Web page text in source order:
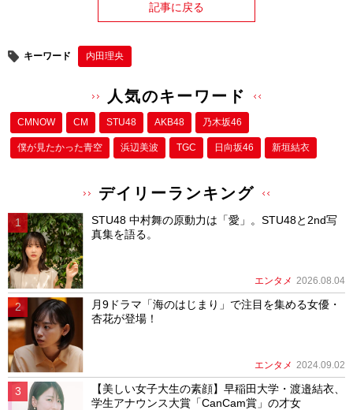
記事に戻る
キーワード 内田理央
人気のキーワード
CMNOW CM STU48 AKB48 乃木坂46
僕が⾒たかった⻘空 浜辺美波 TGC 日向坂46 新垣結衣
デイリーランキング
STU48 中村舞の原動力は「愛」。STU48と2nd写
真集を語る。
エンタメ 2026.08.04
月9ドラマ「海のはじまり」で注目を集める女優・
杏花が登場！
エンタメ 2024.09.02
【美しい女子大生の素顔】早稲田大学・渡邉結衣、
学生アナウンス大賞「CanCam賞」の才女